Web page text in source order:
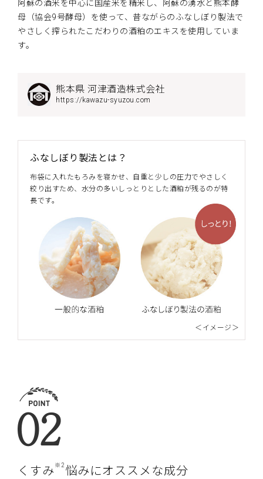
阿蘇の酒米を中心に国産米を精米し、阿蘇の湧水と熊本酵
母（協会9号酵母）を使って、昔ながらのふなしぼり製法で
やさしく搾られたこだわりの酒粕のエキスを使用していま
す。
熊本県 河津酒造株式会社
https://kawazu-syuzou.com
ふなしぼり製法とは？
布袋に入れたもろみを寝かせ、自重と少しの圧力でやさしく
絞り出すため、水分の多いしっとりとした酒粕が残るのが特
長です。
＜イメージ＞
くすみ ※2 悩みにオススメな成分